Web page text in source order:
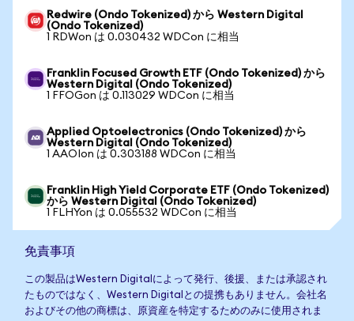
Redwire (Ondo Tokenized) から Western Digital
(Ondo Tokenized)
1 RDWon は 0.030432 WDCon に相当
Franklin Focused Growth ETF (Ondo Tokenized) から
Western Digital (Ondo Tokenized)
1 FFOGon は 0.113029 WDCon に相当
Applied Optoelectronics (Ondo Tokenized) から
Western Digital (Ondo Tokenized)
1 AAOIon は 0.303188 WDCon に相当
Franklin High Yield Corporate ETF (Ondo Tokenized)
から Western Digital (Ondo Tokenized)
1 FLHYon は 0.055532 WDCon に相当
免責事項
この製品はWestern Digitalによって発行、後援、または承認され
たものではなく、Western Digitalとの提携もありません。会社名
およびその他の商標は、原資産を特定するためのみに使用されま